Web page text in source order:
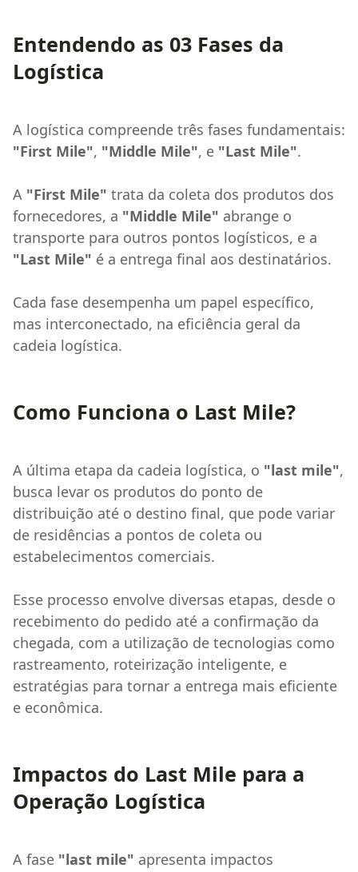
Entendendo as 03 Fases da
Logística
A logística compreende três fases fundamentais:
"First Mile", "Middle Mile", e "Last Mile".
A "First Mile" trata da coleta dos produtos dos
fornecedores, a "Middle Mile" abrange o
transporte para outros pontos logísticos, e a
"Last Mile" é a entrega final aos destinatários.
Cada fase desempenha um papel específico,
mas interconectado, na eficiência geral da
cadeia logística.
Como Funciona o Last Mile?
A última etapa da cadeia logística, o "last mile",
busca levar os produtos do ponto de
distribuição até o destino final, que pode variar
de residências a pontos de coleta ou
estabelecimentos comerciais.
Esse processo envolve diversas etapas, desde o
recebimento do pedido até a confirmação da
chegada, com a utilização de tecnologias como
rastreamento, roteirização inteligente, e
estratégias para tornar a entrega mais eficiente
e econômica.
Impactos do Last Mile para a
Operação Logística
A fase "last mile" apresenta impactos